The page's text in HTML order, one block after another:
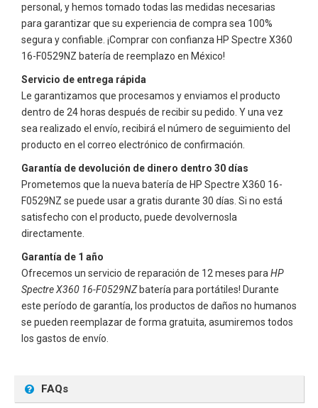
personal, y hemos tomado todas las medidas necesarias
para garantizar que su experiencia de compra sea 100%
segura y confiable. ¡Comprar con confianza HP Spectre X360
16-F0529NZ batería de reemplazo en México!
Servicio de entrega rápida
Le garantizamos que procesamos y enviamos el producto
dentro de 24 horas después de recibir su pedido. Y una vez
sea realizado el envío, recibirá el número de seguimiento del
producto en el correo electrónico de confirmación.
Garantía de devolución de dinero dentro 30 días
Prometemos que la nueva batería de HP Spectre X360 16-
F0529NZ se puede usar a gratis durante 30 días. Si no está
satisfecho con el producto, puede devolvernosla
directamente.
Garantía de 1 año
Ofrecemos un servicio de reparación de 12 meses para HP
Spectre X360 16-F0529NZbatería para portátiles! Durante
este período de garantía, los productos de daños no humanos
se pueden reemplazar de forma gratuita, asumiremos todos
los gastos de envío.
FAQs